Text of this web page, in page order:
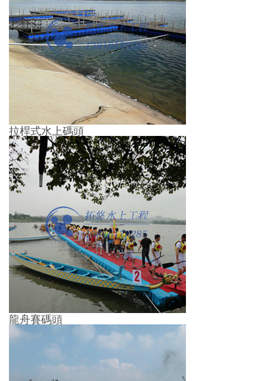
拉桿式水上碼頭
龍舟賽碼頭